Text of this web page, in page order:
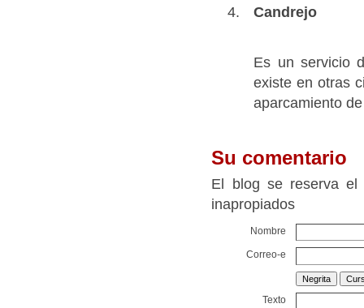
Candrejo
Es un servicio
existe en otras
aparcamiento
Su comentario
El blog se reserva el
inapropiados
Nombre
Correo-e
Texto